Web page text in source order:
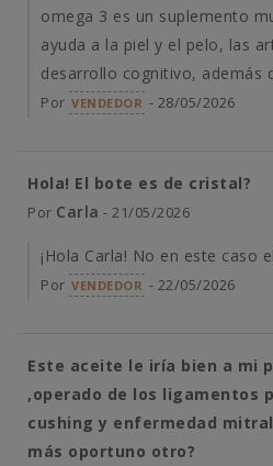
omega 3 es un suplemento
ayuda a la piel y el pelo, las
desarrollo cognitivo, además
Por VENDEDOR - 28/05/2026
Hola! El bote es de cristal?
Por Carla - 21/05/2026
¡Hola Carla! No en este caso
Por VENDEDOR - 22/05/2026
Este aceite le iría bien a mi
,operado de los ligamentos
cushing y enfermedad
más oportuno otro?